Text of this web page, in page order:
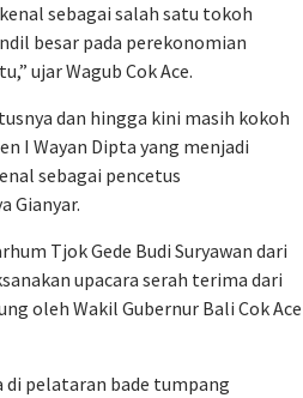
sebagai salah satu tokoh
besar pada perekonomian
ujar Wagub Cok Ace.
dan hingga kini masih kokoh
I Wayan Dipta yang menjadi
sebagai pencetus
Gianyar.
Tjok Gede Budi Suryawan dari
upacara serah terima dari
oleh Wakil Gubernur Bali Cok Ace
di pelataran bade tumpang